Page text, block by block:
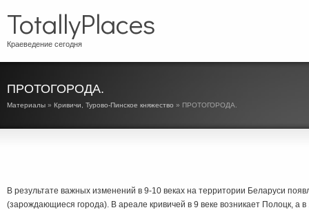
TotallyPlaces
Краеведение сегодня
ПРОТОГОРОДА.
Материалы » Кривичи, Турово-Пинское княжество » ПРОТОГОРОДА.
В результате важных изменений в 9-10 веках на территории Беларуси
(зарождающиеся города). В ареале кривичей в 9 веке возникает Полоцк, а в